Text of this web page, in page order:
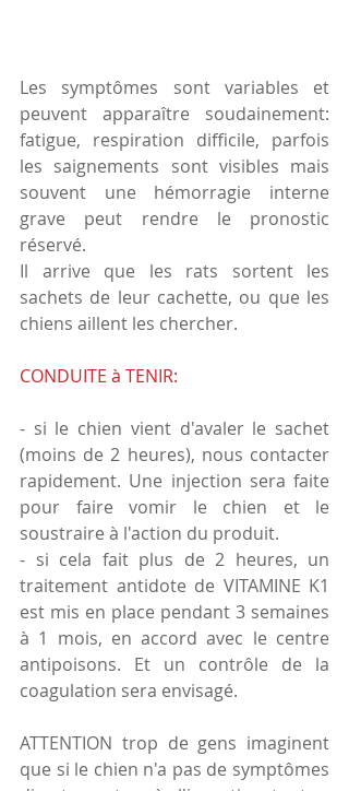
Les symptômes sont variables et
peuvent apparaître soudainement:
fatigue, respiration difficile, parfois
les saignements sont visibles mais
souvent une hémorragie interne
grave peut rendre le pronostic
réservé.
Il arrive que les rats sortent les
sachets de leur cachette, ou que les
chiens aillent les chercher.
CONDUITE à TENIR:
- si le chien vient d'avaler le sachet
(moins de 2 heures), nous contacter
rapidement. Une injection sera faite
pour faire vomir le chien et le
soustraire à l'action du produit.
- si cela fait plus de 2 heures, un
traitement antidote de VITAMINE K1
est mis en place pendant 3 semaines
à 1 mois, en accord avec le centre
antipoisons. Et un contrôle de la
coagulation sera envisagé.
ATTENTION trop de gens imaginent
que si le chien n'a pas de symptômes